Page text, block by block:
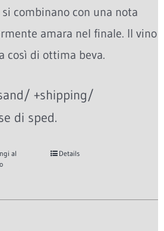
si combinano con una nota
amara nel finale. Il vino
così di ottima beva.
+shipping/
di sped.
al
Details